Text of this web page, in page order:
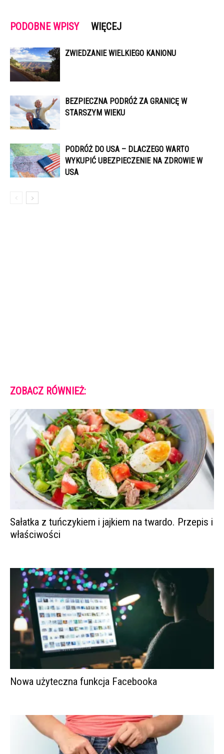
PODOBNE WPISY WIĘCEJ
ZWIEDZANIE WIELKIEGO KANIONU
BEZPIECZNA PODRÓŻ ZA GRANICĘ W
STARSZYM WIEKU
PODRÓŻ DO USA – DLACZEGO WARTO
WYKUPIĆ UBEZPIECZENIE NA ZDROWIE W
USA
ZOBACZ RÓWNIEŻ:
Sałatka z tuńczykiem i jajkiem na twardo. Przepis i
właściwości
Nowa użyteczna funkcja Facebooka